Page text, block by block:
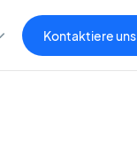
Kontaktiere uns